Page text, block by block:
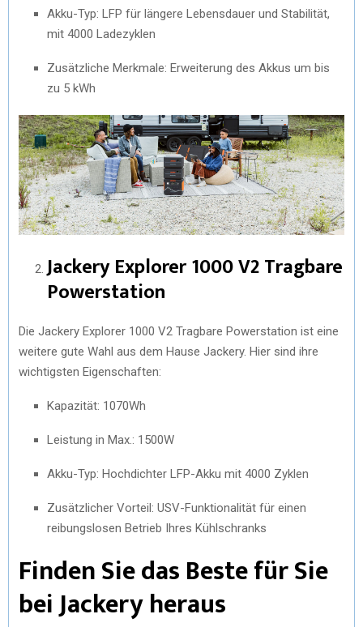
Akku-Typ: LFP für längere Lebensdauer und Stabilität,
mit 4000 Ladezyklen
Zusätzliche Merkmale: Erweiterung des Akkus um bis
zu 5 kWh
Jackery Explorer 1000 V2 Tragbare
Powerstation
Die Jackery Explorer 1000 V2 Tragbare Powerstation ist eine
weitere gute Wahl aus dem Hause Jackery. Hier sind ihre
wichtigsten Eigenschaften:
Kapazität: 1070Wh
Leistung in Max.: 1500W
Akku-Typ: Hochdichter LFP-Akku mit 4000 Zyklen
Zusätzlicher Vorteil: USV-Funktionalität für einen
reibungslosen Betrieb Ihres Kühlschranks
Finden Sie das Beste für Sie
bei Jackery heraus